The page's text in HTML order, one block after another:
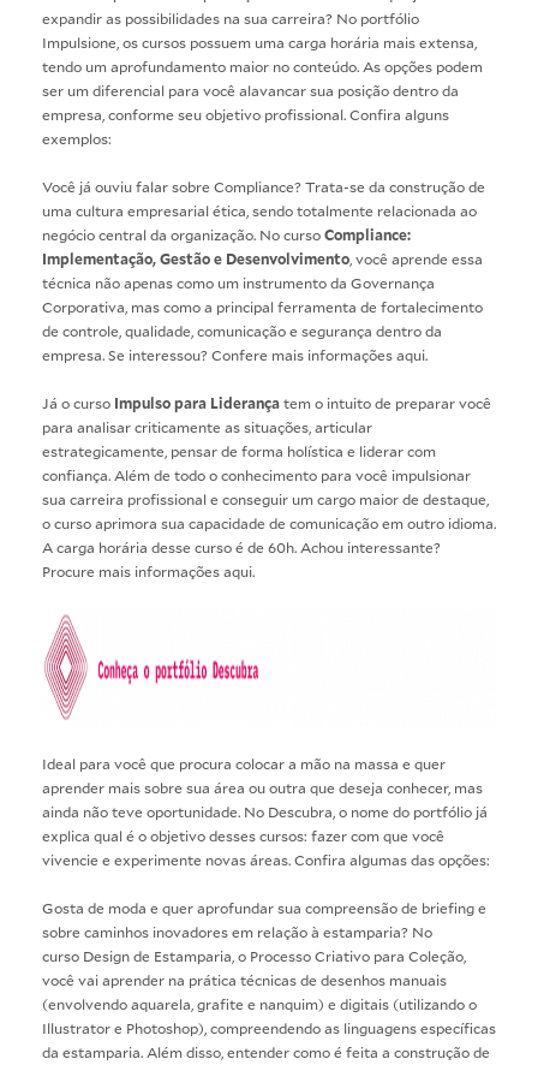
expandir as possibilidades na sua carreira? No portfólio
Impulsione, os cursos possuem uma carga horária mais extensa,
tendo um aprofundamento maior no conteúdo. As opções podem
ser um diferencial para você alavancar sua posição dentro da
empresa, conforme seu objetivo profissional. Confira alguns
exemplos:
Você já ouviu falar sobre Compliance? Trata-se da construção de
uma cultura empresarial ética, sendo totalmente relacionada ao
negócio central da organização. No cursoCompliance:
Implementação, Gestão e Desenvolvimento, você aprende essa
técnica não apenas como um instrumento da Governança
Corporativa, mas como a principal ferramenta de fortalecimento
de controle, qualidade, comunicação e segurança dentro da
empresa. Se interessou? Confere mais informaçõesaqui.
Já o curso Impulso para Liderançatem o intuito de preparar você
para analisar criticamente as situações, articular
estrategicamente, pensar de forma holística e liderar com
confiança. Além de todo o conhecimento para você impulsionar
sua carreira profissional e conseguir um cargo maior de destaque,
o curso aprimora sua capacidade de comunicação em outro idioma.
A carga horária desse curso é de 60h. Achou interessante?
Procure mais informações aqui.
Ideal para você que procura colocar a mão na massa e quer
aprender mais sobre sua área ou outra que deseja conhecer, mas
ainda não teve oportunidade. No Descubra, o nome do portfólio já
explica qual é o objetivo desses cursos: fazer com que você
vivencie e experimente novas áreas. Confira algumas das opções:
Gosta de moda e quer aprofundar sua compreensão de briefing e
sobre caminhos inovadores em relação à estamparia? No
curso Design de Estamparia, o Processo Criativo para Coleção,
você vai aprender na prática técnicas de desenhos manuais
(envolvendo aquarela, grafite e nanquim) e digitais (utilizando o
Illustrator e Photoshop), compreendendo as linguagens específicas
da estamparia. Além disso, entender como é feita a construção de